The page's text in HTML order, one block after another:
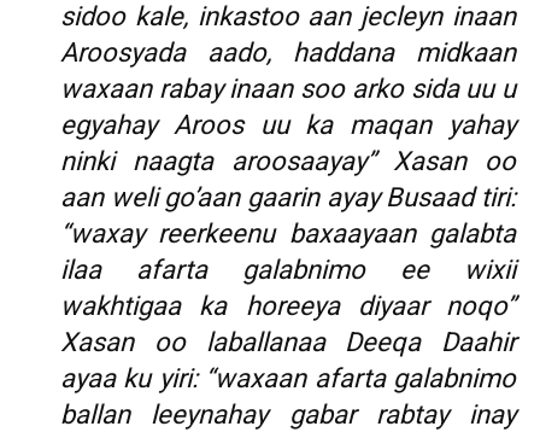
sidoo kale, inkastoo aan jecleyn inaan
Aroosyada aado, haddana midkaan
waxaan rabay inaan soo arko sida uu u
egyahay Aroos uu ka maqan yahay
ninki naagta aroosaayay” Xasan oo
aan weli go’aan gaarin ayay Busaad tiri:
“waxay reerkeenu baxaayaan galabta
ilaa afarta galabnimo ee wixii
wakhtigaa ka horeeya diyaar noqo”
Xasan oo laballanaa Deeqa Daahir
ayaa ku yiri: “waxaan afarta galabnimo
ballan leeynahay gabar rabtay inay